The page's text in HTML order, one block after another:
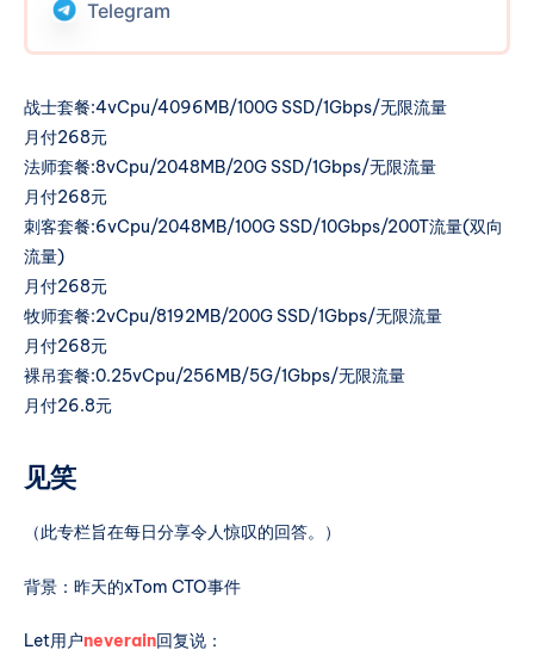
SSD/1Gbps/无限流量 月付268元 刺客套
餐:6vCpu/2048MB/100G SSD/10Gbps/200T流量
餐:2vCpu/8192MB/200G SSD/1Gbps/无限流量
月付268元
Telegram
战士套餐:4vCpu/4096MB/100G SSD/1Gbps/无限流量
月付268元
法师套餐:8vCpu/2048MB/20G SSD/1Gbps/无限流量
月付268元
刺客套餐:6vCpu/2048MB/100G SSD/10Gbps/200T流量(双向
流量)
月付268元
牧师套餐:2vCpu/8192MB/200G SSD/1Gbps/无限流量
月付268元
裸吊套餐:0.25vCpu/256MB/5G/1Gbps/无限流量
月付26.8元
见笑
（此专栏旨在每日分享令人惊叹的回答。）
背景：昨天的xTom CTO事件
Let用户neverain回复说：